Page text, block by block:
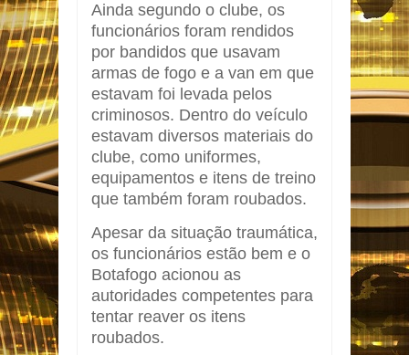
Ainda segundo o clube, os
funcionários foram rendidos
por bandidos que usavam
armas de fogo e a van em que
estavam foi levada pelos
criminosos. Dentro do veículo
estavam diversos materiais do
clube, como uniformes,
equipamentos e itens de treino
que também foram roubados.
Apesar da situação traumática,
os funcionários estão bem e o
Botafogo acionou as
autoridades competentes para
tentar reaver os itens
roubados.